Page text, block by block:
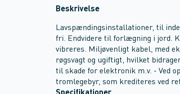
Beskrivelse
Lavspændingsinstallationer, til
fri. Endvidere til forlægning i jord.
vibreres. Miljøvenligt kabel, med
røgsvagt og ugiftigt, hvilket
til skade for elektronik m.v. - Ved
tromlegebyr, som krediteres ved